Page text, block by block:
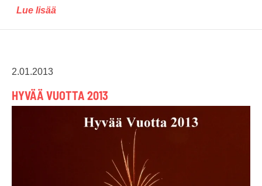
Lue lisää
2.01.2013
HYVÄÄ VUOTTA 2013